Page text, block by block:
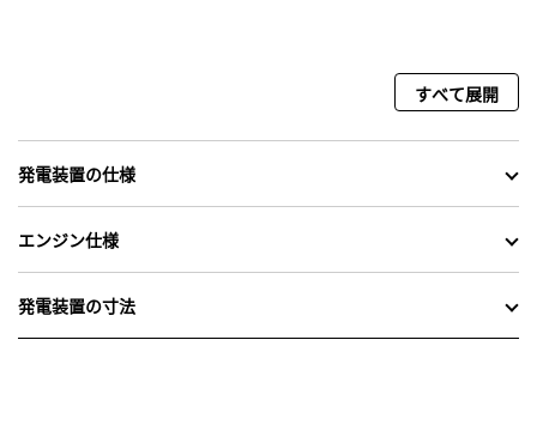
すべて展開
発電装置の仕様
エンジン仕様
発電装置の寸法